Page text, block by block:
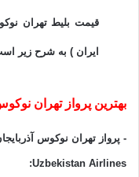
قیمت بلیط تهران
ایران ) به شرح زیر
بهترین پرواز تهران
- پرواز تهران نوکوس
Uzbekistan Airlines
: